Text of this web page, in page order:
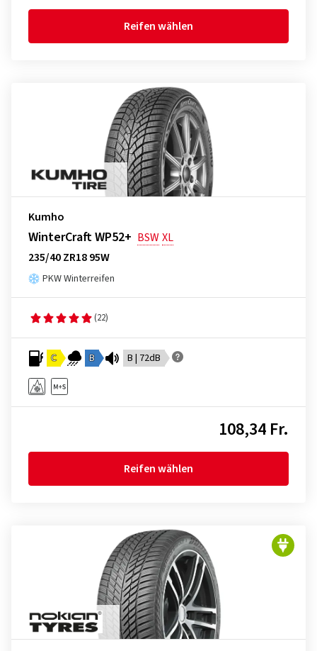
Reifen wählen
Kumho
WinterCraft WP52+ BSWXL
235/40 ZR18 95W
PKW Winterreifen
(22)
C B B | 72dB
108,34 Fr.
Reifen wählen